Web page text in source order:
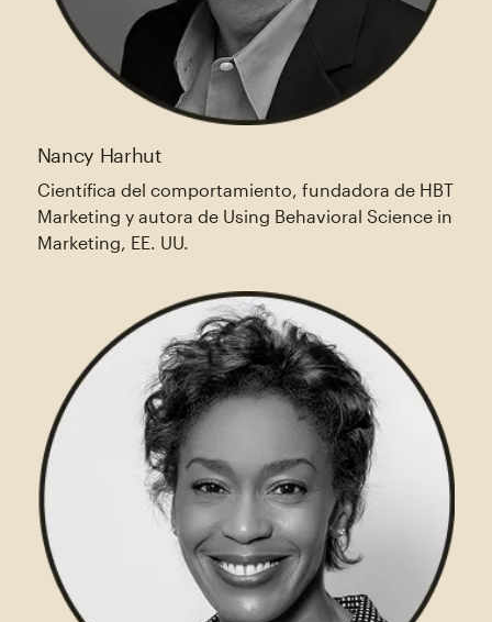
Nancy Harhut
Científica del comportamiento, fundadora de HBT
Marketing y autora de Using Behavioral Science in
Marketing, EE. UU.